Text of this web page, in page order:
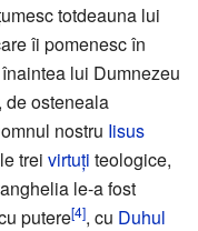
totdeauna lui
îi pomenesc în
lui Dumnezeu
de osteneala
nostru Iisus
trei virtuţi teologice,
le-a fost
putere[4], cu Duhul